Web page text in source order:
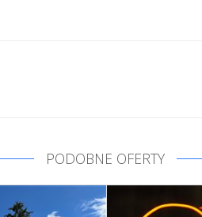
PODOBNE OFERTY